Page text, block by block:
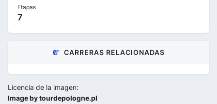
Etapas
7
CARRERAS RELACIONADAS
Licencia de la imagen:
Image by tourdepologne.pl